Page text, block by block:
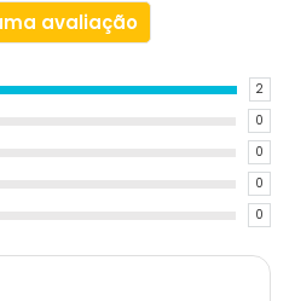
avaliação
2
0
0
0
0